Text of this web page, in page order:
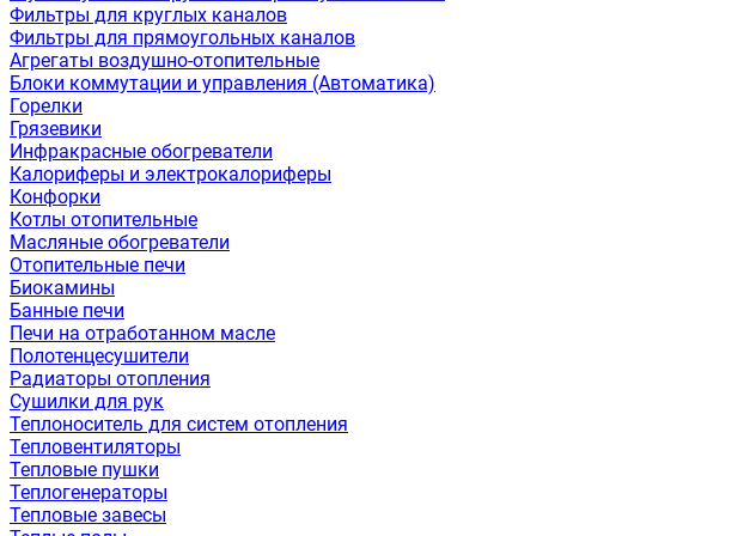
Фильтры для круглых каналов
Фильтры для прямоугольных каналов
Агрегаты воздушно-отопительные
Блоки коммутации и управления (Автоматика)
Горелки
Грязевики
Инфракрасные обогреватели
Калориферы и электрокалориферы
Конфорки
Котлы отопительные
Масляные обогреватели
Отопительные печи
Биокамины
Банные печи
Печи на отработанном масле
Полотенцесушители
Радиаторы отопления
Сушилки для рук
Теплоноситель для систем отопления
Тепловентиляторы
Тепловые пушки
Теплогенераторы
Тепловые завесы